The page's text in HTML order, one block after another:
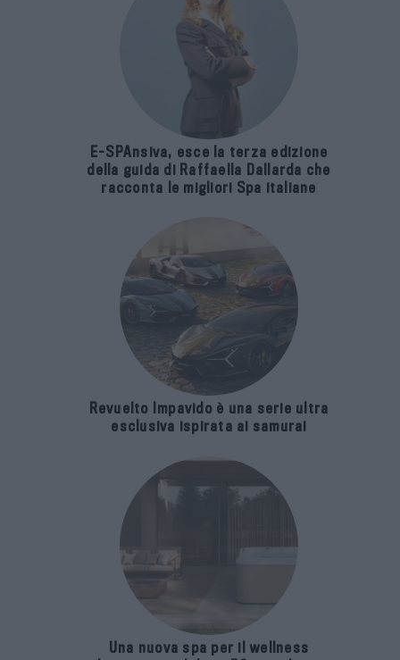
E-SPAnsiva, esce la terza edizione
della guida di Raffaella Dallarda che
racconta le migliori Spa italiane
Revuelto Impavido è una serie ultra
esclusiva ispirata ai samurai
Una nuova spa per il wellness